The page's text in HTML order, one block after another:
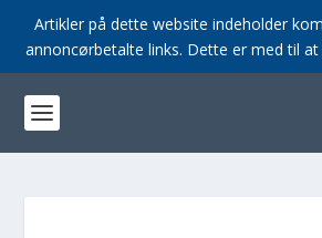
Artikler på dette website indeholder
annoncørbetalte links. Dette er med til